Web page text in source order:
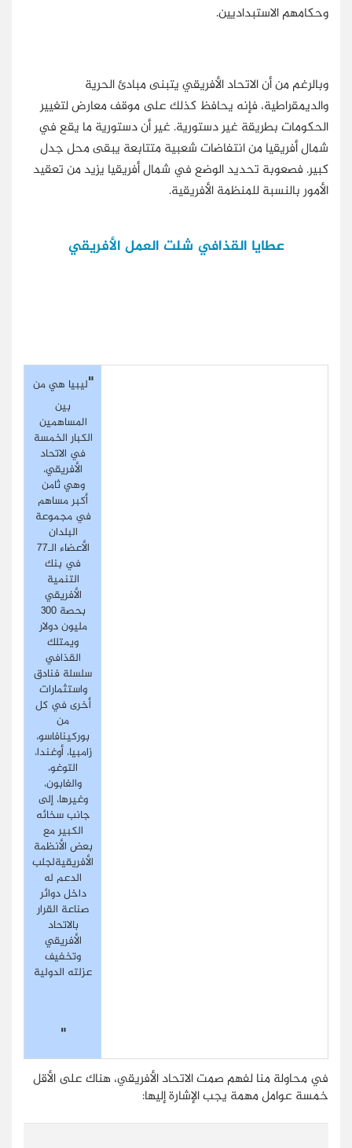
وحكامهم الاستبداديين.
وبالرغم من أن الاتحاد الأفريقي يتبنى مبادئ الحرية
والديمقراطية، فإنه يحافظ كذلك على موقف معارض لتغيير
الحكومات بطريقة غير دستورية. غير أن دستورية ما يقع في
شمال أفريقيا من انتفاضات شعبية متتابعة يبقى محل جدل
كبير. فصعوبة تحديد الوضع في شمال أفريقيا يزيد من تعقيد
الأمور بالنسبة للمنظمة الأفريقية.
عطايا القذافي شلت العمل الأفريقي
"ليبيا هي من
بين
المساهمين
الكبار الخمسة
في الاتحاد
الأفريقي،
وهي ثامن
أكبر مساهم
في مجموعة
البلدان
الأعضاء الـ77
في بنك
التنمية
الأفريقي
بحصة 300
مليون دولار
ويمتلك
القذافي
سلسلة فنادق
واستثمارات
أخرى في كل
من
بوركينافاسو،
زامبيا، أوغندا،
التوغو،
والغابون،
وغيرها، إلى
جانب سخائه
الكبير مع
بعض الأنظمة
الأفريقيةلجلب
الدعم له
داخل دوائر
صناعة القرار
بالاتحاد
الأفريقي
وتخفيف
عزلته الدولية
"
في محاولة منا لفهم صمت الاتحاد الأفريقي، هناك على الأقل
خمسة عوامل مهمة يجب الإشارة إليها: